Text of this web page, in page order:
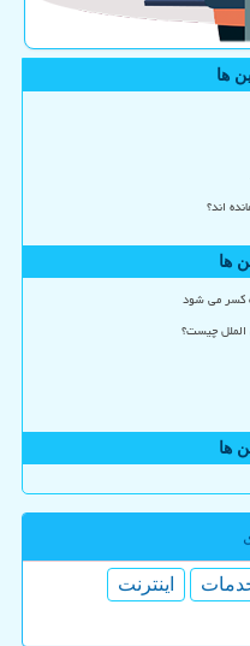
ها
اند؟
ها
کسر می شود
ها
اینترنت